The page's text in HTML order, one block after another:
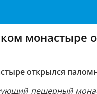
монастыре
открылся
пещерный